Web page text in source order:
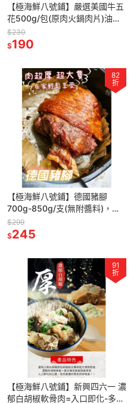
【極海鮮八號鋪】嚴選美國牛五
花500g/包(原肉火鍋肉片)油花
豐盈、鮮嫩多汁，肉食控的靈魂
首選 🍱
$230
$190
82
折
【極海鮮八號鋪】德國豬腳
700g-850g/支(無附醬料)，皮
脆、肉嫩超級鮮嫩可口✨ 美式餐
廳專用
$299
$245
91
折
【極海鮮八號鋪】新興四六一 濃
郁白胡椒軟骨肉=入口即化-多家